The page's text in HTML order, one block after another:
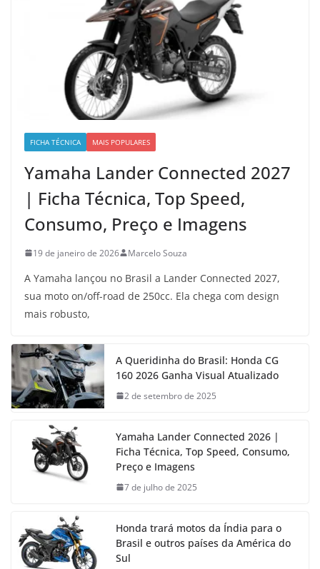
FICHA TÉCNICA MAIS POPULARES
Yamaha Lander Connected 2027
| Ficha Técnica, Top Speed,
Consumo, Preço e Imagens
19 de janeiro de 2026 Marcelo Souza
A Yamaha lançou no Brasil a Lander Connected 2027,
sua moto on/off-road de 250cc. Ela chega com design
mais robusto,
A Queridinha do Brasil: Honda CG
160 2026 Ganha Visual Atualizado
2 de setembro de 2025
Yamaha Lander Connected 2026 |
Ficha Técnica, Top Speed, Consumo,
Preço e Imagens
7 de julho de 2025
Honda trará motos da Índia para o
Brasil e outros países da América do
Sul